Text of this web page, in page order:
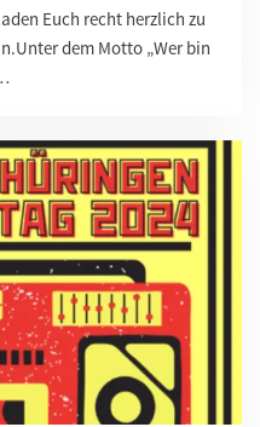
Euch recht herzlich zu
dem Motto „Wer bin